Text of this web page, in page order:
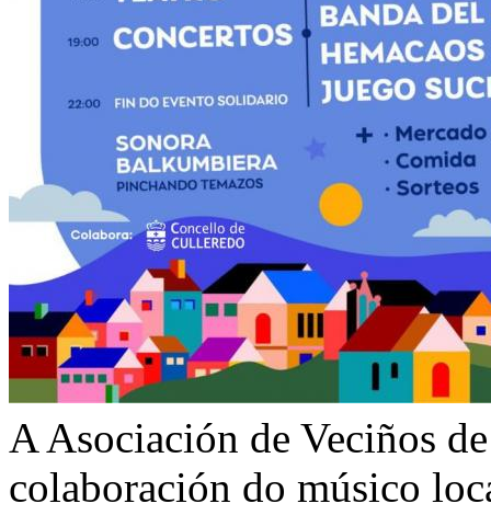
A Asociación de Veciños
colaboración do músico